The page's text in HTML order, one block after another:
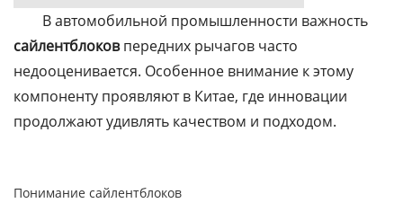
В автомобильной промышленности важность
сайлентблоковпередних рычагов часто
недооценивается. Особенное внимание к этому
компоненту проявляют в Китае, где инновации
продолжают удивлять качеством и подходом.
Понимание сайлентблоков